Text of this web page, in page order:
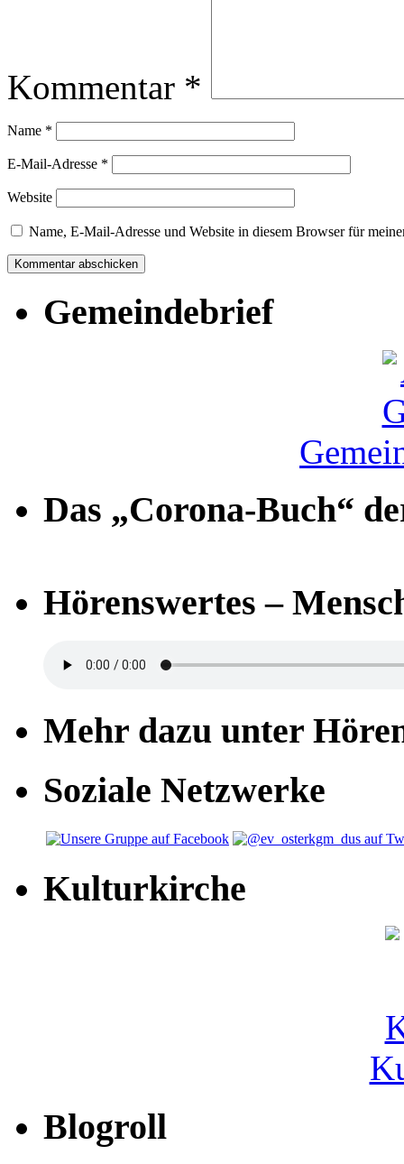
Kommentar *
Name *
E-Mail-Adresse *
Website
Name, E-Mail-Adresse und Website in diesem Browser für
Gemeindebrief
Das „Corona-Buch“
Hörenswertes –
Mehr dazu unter
Soziale Netzwerke
Kulturkirche
Blogroll